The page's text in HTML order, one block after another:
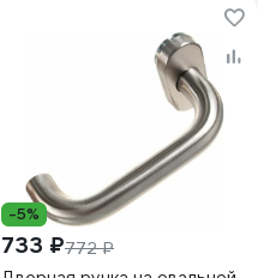
-5%
733 ₽772 ₽